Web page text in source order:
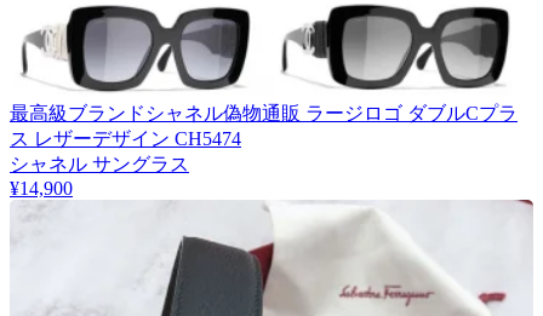
最高級ブランドシャネル偽物通販 ラージロゴ ダブルCプラ
ス レザーデザイン CH5474
シャネル サングラス
¥14,900